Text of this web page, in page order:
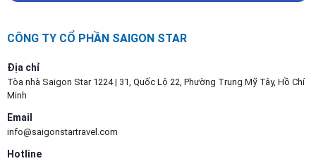
CÔNG TY CỔ PHẦN SAIGON STAR
Địa chỉ
Tòa nhà Saigon Star 1224 | 31, Quốc Lộ 22, Phường Trung Mỹ Tây, Hồ Chí
Minh
Email
info@saigonstartravel.com
Hotline